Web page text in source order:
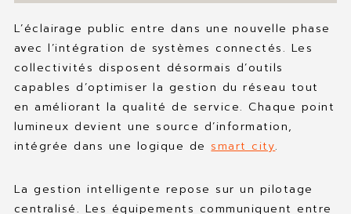
L’éclairage public entre dans une nouvelle phase
avec l’intégration de systèmes connectés. Les
collectivités disposent désormais d’outils
capables d’optimiser la gestion du réseau tout
en améliorant la qualité de service. Chaque point
lumineux devient une source d’information,
intégrée dans une logique de smart city.
La gestion intelligente repose sur un pilotage
centralisé. Les équipements communiquent entre